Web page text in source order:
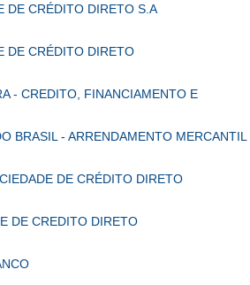
DE CRÉDITO DIRETO S.A
DE CRÉDITO DIRETO
- CREDITO, FINANCIAMENTO E
BRASIL - ARRENDAMENTO MERCANTIL
DE CRÉDITO DIRETO
DE CREDITO DIRETO